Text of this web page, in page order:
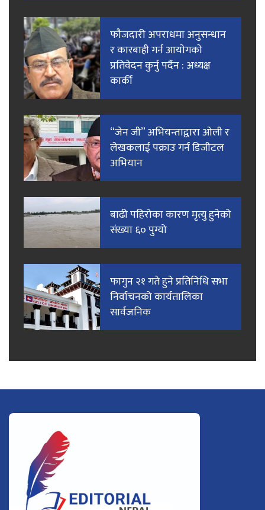
फाैजदारी अपराधमा अनुसन्धान
र कारबाही गर्न आयाेगकाे
प्रतिवेदन कुर्नु पर्दैन : अध्यक्ष
कार्की
“जेन जी” अभियन्ताद्वारा ओली र
लेखकलाई पक्राउ गर्न डिजीटल
अभियान
बाढी पहिरोका कारण मृत्यु हुनेको
संख्या ६० पुग्यो
फागुन २१ गते हुने प्रतिनिधि सभा
निर्वाचनको कार्यतालिका
सार्वजनिक